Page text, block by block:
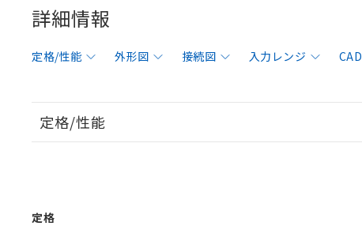
詳細情報
定格/性能 外形図 接続図 入力レンジ CAD
定格/性能
定格